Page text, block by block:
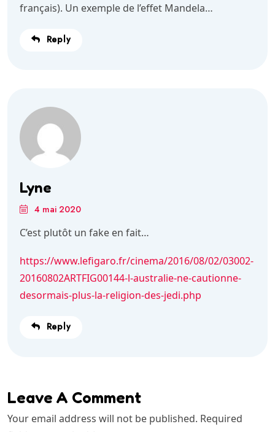
français). Un exemple de l’effet Mandela…
Reply
Lyne
4 mai 2020
C’est plutôt un fake en fait…
https://www.lefigaro.fr/cinema/2016/08/02/03002-
20160802ARTFIG00144-l-australie-ne-cautionne-
desormais-plus-la-religion-des-jedi.php
Reply
Leave A Comment
Your email address will not be published. Required